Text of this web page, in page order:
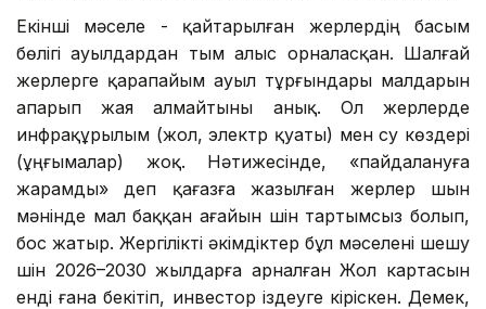
Екінші мәселе - қайтарылған жерлердің басым
бөлігі ауылдардан тым алыс орналасқан. Шалғай
жерлерге қарапайым ауыл тұрғындары малдарын
апарып жая алмайтыны анық. Ол жерлерде
инфрақұрылым (жол, электр қуаты) мен су көздері
(ұңғымалар) жоқ. Нәтижесінде, «пайдалануға
жарамды» деп қағазға жазылған жерлер шын
мәнінде мал баққан ағайын үшін тартымсыз болып,
бос жатыр. Жергілікті әкімдіктер бұл мәселені шешу
үшін 2026–2030 жылдарға арналған Жол картасын
енді ғана бекітіп, инвестор іздеуге кіріскен. Демек,